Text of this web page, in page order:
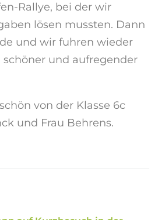
Rallye, bei der wir
lösen mussten. Dann
und wir fuhren wieder
schöner und aufregender
von der Klasse 6c
und Frau Behrens.